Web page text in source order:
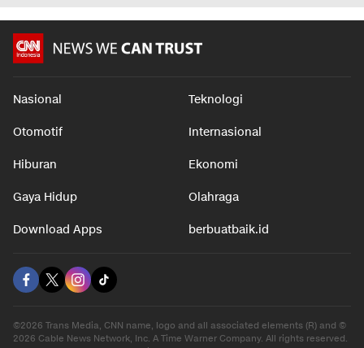
Nasional Teknologi
Otomotif Internasional
Hiburan Ekonomi
Gaya Hidup Olahraga
Download Apps berbuatbaik.id
©2026 Trans Media, CNN name, logo and all associated elements (R) and ©
2026 Cable News Network, Inc. A Time Warner Company. All rights reserved.